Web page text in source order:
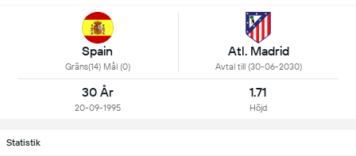
Spain
Gräns(14) Mål (0)
Atl. Madrid
Avtal till (30-06-2030)
30 År
20-09-1995
1.71
Höjd
Statistik